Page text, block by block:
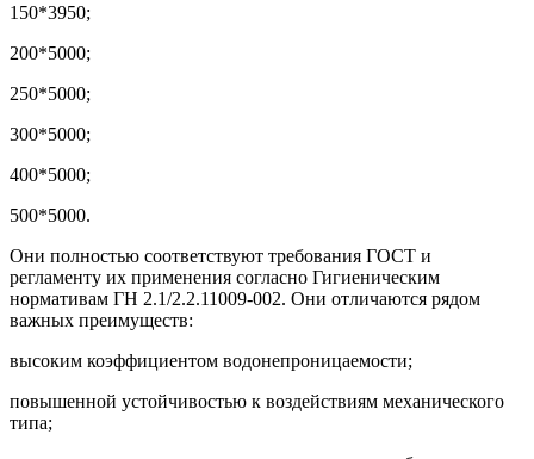
150*3950;
200*5000;
250*5000;
300*5000;
400*5000;
500*5000.
Они полностью соответствуют требования ГОСТ и
регламенту их применения согласно Гигиеническим
нормативам ГН 2.1/2.2.11009-002. Они отличаются рядом
важных преимуществ:
высоким коэффициентом водонепроницаемости;
повышенной устойчивостью к воздействиям механического
типа;